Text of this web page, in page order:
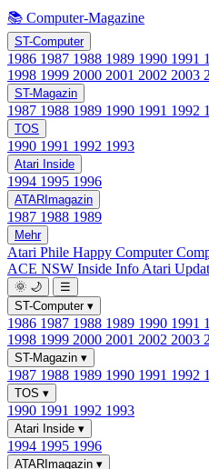
📚 Computer-Magazine
ST-Computer
1986 1987 1988 1989 1990 1991
1998 1999 2000 2001 2002 2003
ST-Magazin
1987 1988 1989 1990 1991 1992
TOS
1990 1991 1992 1993
Atari Inside
1994 1995 1996
ATARImagazin
1987 1988 1989
Mehr
Atari Phile Happy Computer
ACE NSW Inside Info Atari
🌞 🌙
☰
ST-Computer ▾
1986 1987 1988 1989 1990 1991
1998 1999 2000 2001 2002 2003
ST-Magazin ▾
1987 1988 1989 1990 1991 1992
TOS ▾
1990 1991 1992 1993
Atari Inside ▾
1994 1995 1996
ATARImagazin ▾